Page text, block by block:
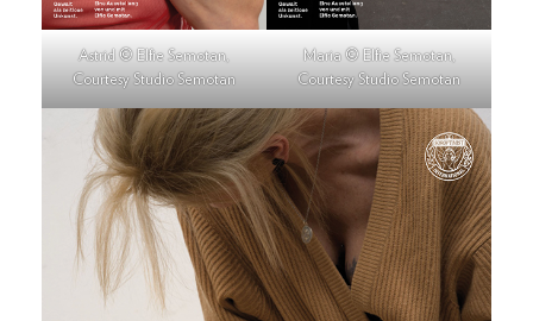
Astrid © Elfie Semotan,
Courtesy Studio Semotan
Maria © Elfie Semotan,
Courtesy Studio Semotan